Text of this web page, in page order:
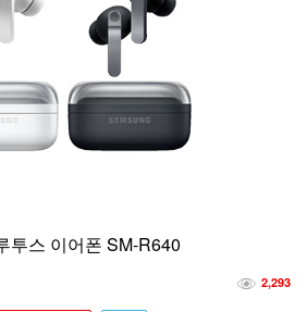
투스 이어폰 SM-R640
2,293